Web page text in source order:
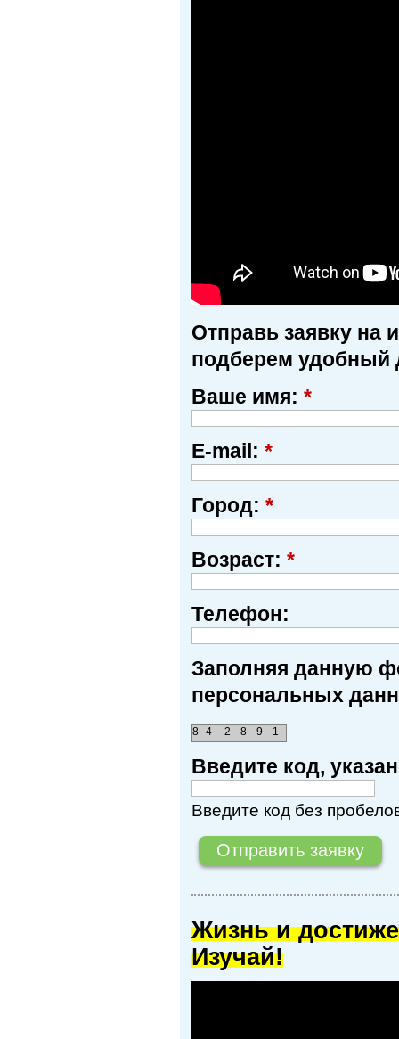
Отправь заявку на
подберем удобный
Ваше имя: *
E-mail: *
Город: *
Возраст: *
Телефон:
Заполняя данную
персональных
1
9
8
2
8 4
Введите код,
Введите код без
Жизнь и
Изучай!